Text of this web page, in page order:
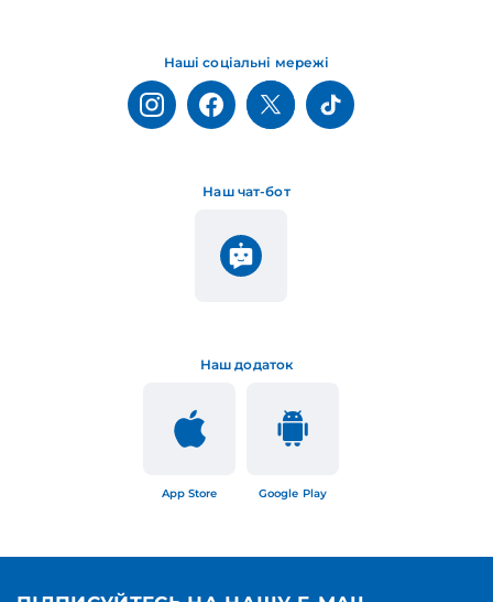
Наш додаток
App Store Google Play
Наш чат-бот
Наші соціальні мережі